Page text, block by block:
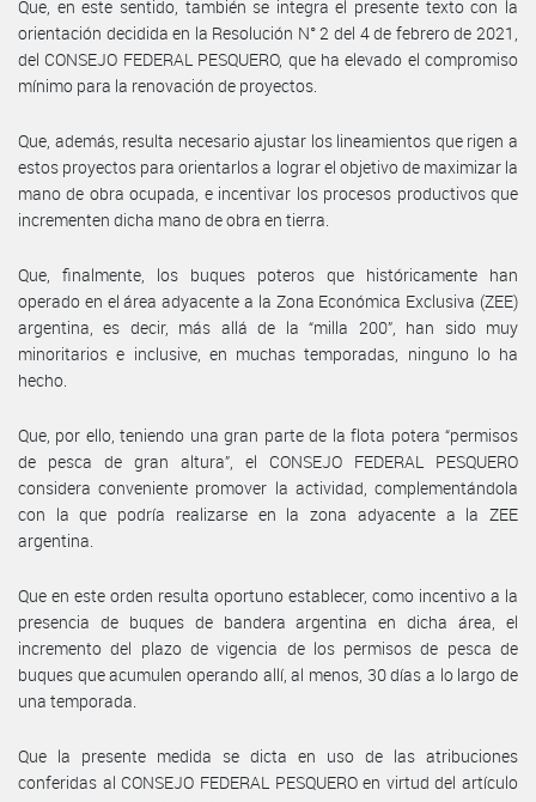
Que, en este sentido, también se integra el presente texto con la
orientación decidida en la Resolución N° 2 del 4 de febrero de 2021,
del CONSEJO FEDERAL PESQUERO, que ha elevado el compromiso
mínimo para la renovación de proyectos.
Que, además, resulta necesario ajustar los lineamientos que rigen a
estos proyectos para orientarlos a lograr el objetivo de maximizar la
mano de obra ocupada, e incentivar los procesos productivos que
incrementen dicha mano de obra en tierra.
Que, finalmente, los buques poteros que históricamente han
operado en el área adyacente a la Zona Económica Exclusiva (ZEE)
argentina, es decir, más allá de la “milla 200”, han sido muy
minoritarios e inclusive, en muchas temporadas, ninguno lo ha
hecho.
Que, por ello, teniendo una gran parte de la flota potera “permisos
de pesca de gran altura”, el CONSEJO FEDERAL PESQUERO
considera conveniente promover la actividad, complementándola
con la que podría realizarse en la zona adyacente a la ZEE
argentina.
Que en este orden resulta oportuno establecer, como incentivo a la
presencia de buques de bandera argentina en dicha área, el
incremento del plazo de vigencia de los permisos de pesca de
buques que acumulen operando allí, al menos, 30 días a lo largo de
una temporada.
Que la presente medida se dicta en uso de las atribuciones
conferidas al CONSEJO FEDERAL PESQUERO en virtud del artículo